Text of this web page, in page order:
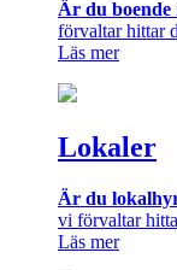
Är du boende
förvaltar hittar
Läs mer
Lokaler
Är du
vi förvaltar
Läs mer